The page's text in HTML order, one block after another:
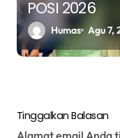
POSI 2026
Humas Agu 7,
Tinggalkan Balasan